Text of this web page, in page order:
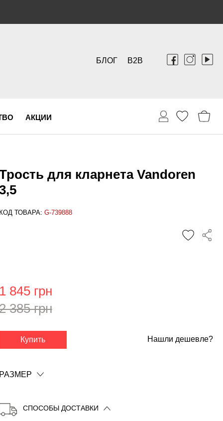
B2B
БЛОГ
АКЦИИ
для кларнета Vandoren
КОД ТОВАРА: G-739888
✕
1 845 грн
385 грн
Купить Нашли дешевле?
РАЗМЕР
СПОСОБЫ ДОСТАВКИ